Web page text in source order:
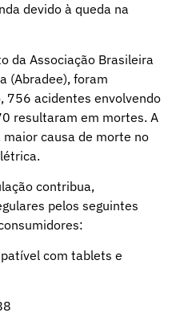
devido à queda na
da Associação Brasileira
(Abradee), foram
756 acidentes envolvendo
resultaram em mortes. A
causa de morte no
contribua,
pelos seguintes
com tablets e